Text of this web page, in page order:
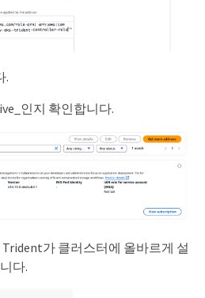
.
인지 확인합니다.
가 클러스터에 올바르게 설
다.